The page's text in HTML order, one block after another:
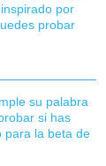
por
probar
su palabra
si has
para la beta de